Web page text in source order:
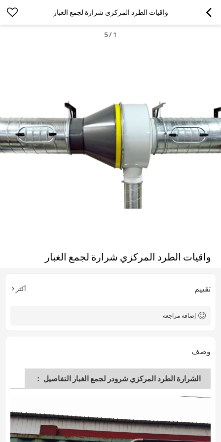
واقيات الطرد المركزي شرارة لجمع الغبار
1
/
5
واقيات الطرد المركزي شرارة لجمع الغبار
تقييم أكثر
إضافة مراجعة
وصف
الشرارة الطرد المركزي شرودر لجمع الغبار التفاصيل ：